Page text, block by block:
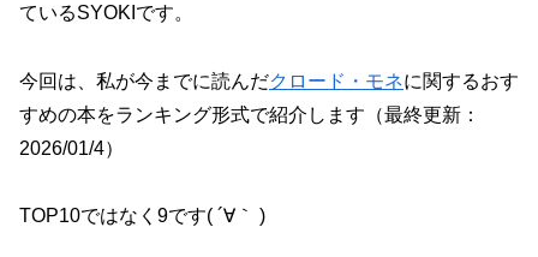
ているSYOKIです。
今回は、私が今までに読んだクロード・モネに関するおす
すめの本をランキング形式で紹介します（最終更新：
2026/01/4）
TOP10ではなく9です( ´∀｀ )